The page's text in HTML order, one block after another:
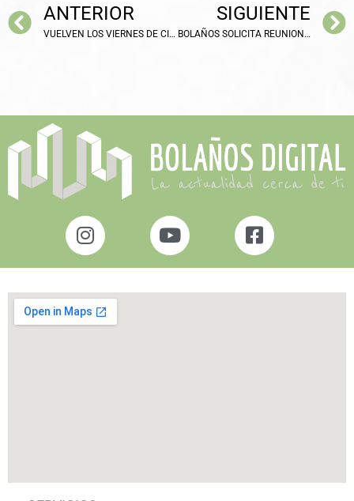
ANTERIOR
VUELVEN LOS VIERNES DE CINE ORGANIZADOS POR JUVENTUD
SIGUIENTE
BOLAÑOS SOLICITA REUNIONES INFORMATIVAS CON LOS AGENTES ENCARGADOS DEL VERTEDERO